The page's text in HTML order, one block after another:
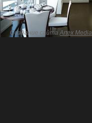
Создание сайта Artex Media